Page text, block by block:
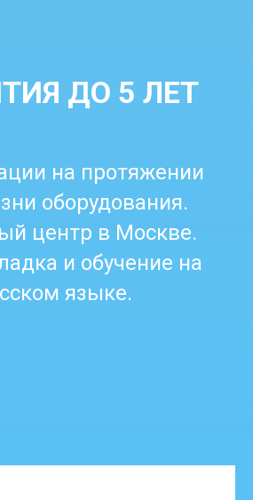
ДО 5 ЛЕТ
на протяжении
оборудования.
центр в Москве.
и обучение на
языке.